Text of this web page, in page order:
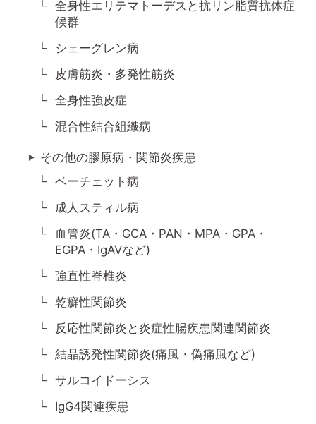
全身性エリテマトーデスと抗リン脂質抗体症
候群
シェーグレン病
皮膚筋炎・多発性筋炎
全身性強皮症
混合性結合組織病
その他の膠原病・関節炎疾患
ベーチェット病
成人スティル病
血管炎(TA・GCA・PAN・MPA・GPA・
EGPA・IgAVなど)
強直性脊椎炎
乾癬性関節炎
反応性関節炎と炎症性腸疾患関連関節炎
結晶誘発性関節炎(痛風・偽痛風など)
サルコイドーシス
IgG4関連疾患